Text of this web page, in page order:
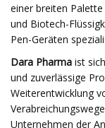
einer breiten
und Biotech-
Pen-Geräten
Dara Pharma ist
und zuverlässige
Weiterentwicklung
Unternehmen der